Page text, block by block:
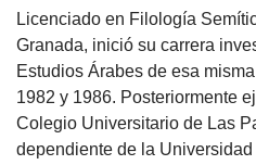
Licenciado en Filología
Granada, inició su carrera
Estudios Árabes de esa
1982 y 1986. Posteriormente
Colegio Universitario de Las
dependiente de la